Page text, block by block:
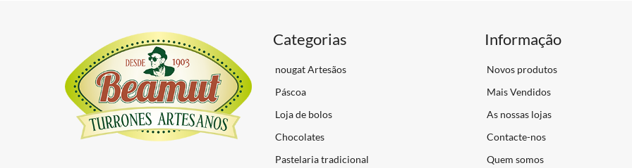
Categorias
nougat Artesãos
Páscoa
Loja de bolos
Chocolates
Pastelaria tradicional
Informação
Novos produtos
Mais Vendidos
As nossas lojas
Contacte-nos
Quem somos